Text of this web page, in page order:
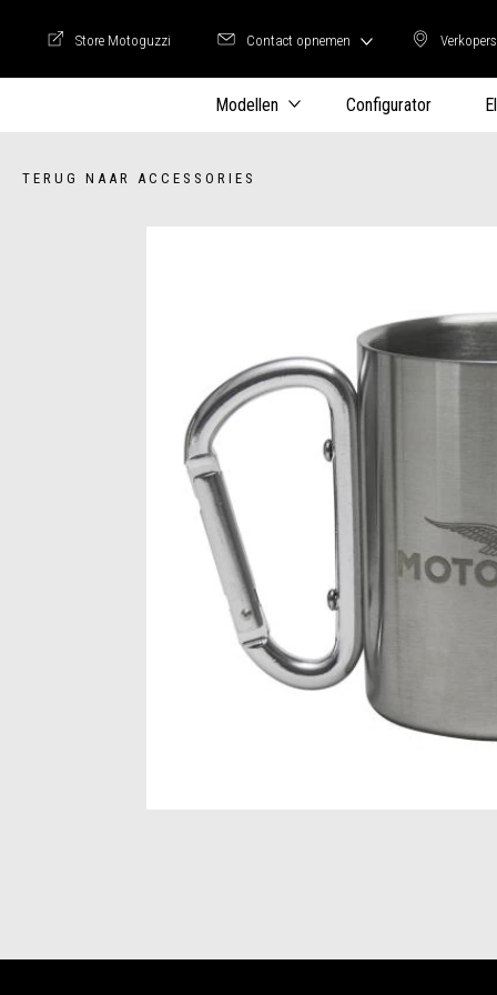
Verkopers
Store Motoguzzi
Store Motoguzzi Contact opnemen
Modellen Configurator
TERUG NAAR ACCESSORIES